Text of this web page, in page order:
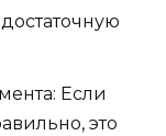
Если
это